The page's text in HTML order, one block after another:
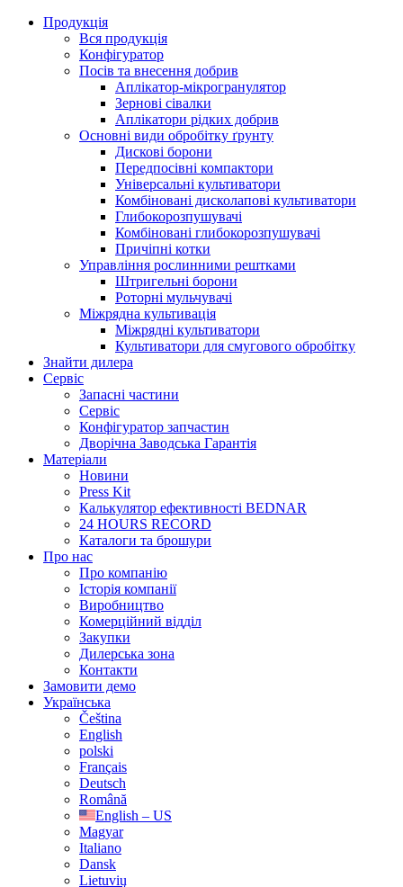
Продукція
Вся продукція
Конфігуратор
Посів та внесення добрив
Аплікатор-мікрогранулятор
Зернові сівалки
Аплікатори рідких добрив
Oсновні види обробітку ґрунту
Дискові борони
Передпосівні компактори
Універсальні культиватори
Комбіновані дисколапові культиватори
Глибокорозпушувачі
Комбіновані глибокорозпушувачі
Причіпні котки
Управління рослинними рештками
Штригельні борони
Pоторні мульчувачі
Міжрядна культивація
Міжрядні культиватори
Культиватори для смугового обробітку
Знайти дилера
Сервіс
Запасні частини
Сервіс
Конфігуратор запчастин
Дворічна Заводська Гарантія
Матеріали
Новини
Press Kit
Калькулятор ефективності BEDNAR
24 HOURS RECORD
Каталоги та брошури
Про нас
Про компанію
Історія компанії
Виробництво
Комерційний відділ
Закупки
Дилерська зона
Контакти
Замовити демо
Українська
Čeština
English
polski
Français
Deutsch
Română
English – US
Magyar
Italiano
Dansk
Lietuvių